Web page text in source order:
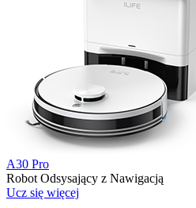
A30 Pro
Robot Odsysający z Nawigacją
Ucz się więcej